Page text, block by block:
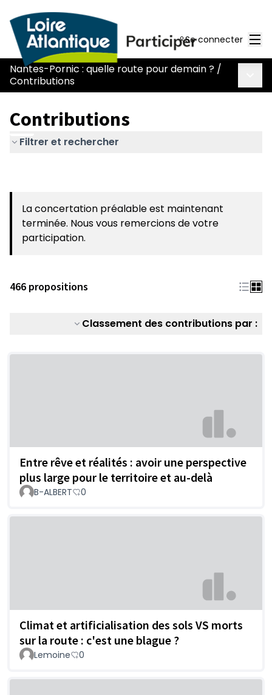
Se connecter
Nantes-Pornic : quelle route pour demain ? /
Contributions
Contributions
Filtrer et rechercher
La concertation préalable est maintenant
terminée. Nous vous remercions de votre
participation.
466 propositions
Classement des contributions par :
Entre rêve et réalités : avoir une perspective
plus large pour le territoire et au-delà
B-ALBERT 0
Climat et artificialisation des sols VS morts
sur la route : c'est une blague ?
Lemoine 0